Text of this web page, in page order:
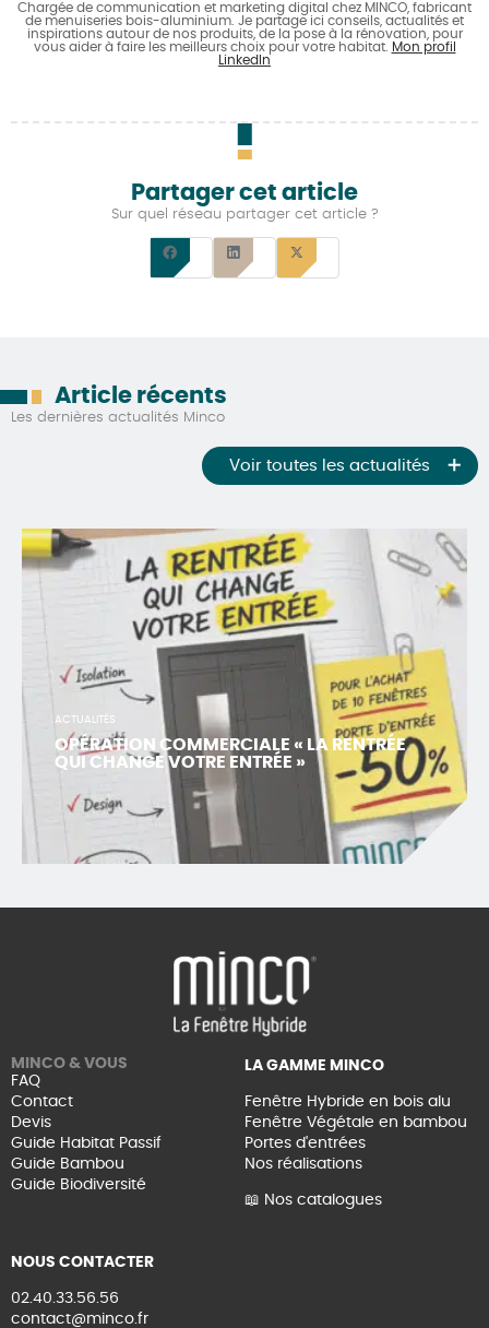
Chargée de communication et marketing digital chez MINCO, fabricant
de menuiseries bois-aluminium. Je partage ici conseils, actualités et
inspirations autour de nos produits, de la pose à la rénovation, pour
vous aider à faire les meilleurs choix pour votre habitat. Mon profil
LinkedIn
Partager cet article
Sur quel réseau partager cet article ?
Article récents
Les dernières actualités Minco
Voir toutes les actualités
ACTUALITÉS
OPÉRATION COMMERCIALE « LA RENTRÉE
QUI CHANGE VOTRE ENTRÉE »
MINCO & VOUS
FAQ
Contact
Devis
Guide Habitat Passif
Guide Bambou
Guide Biodiversité
LA GAMME MINCO
Fenêtre Hybride en bois alu
Fenêtre Végétale en bambou
Portes d'entrées
Nos réalisations
📖 Nos catalogues
NOUS CONTACTER
02.40.33.56.56
contact@minco.fr